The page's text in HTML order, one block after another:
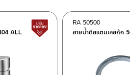
ALL
สินค้าปรับราคาลดลง
สายน้ำดีสแตนเลสถัก
RA 50500